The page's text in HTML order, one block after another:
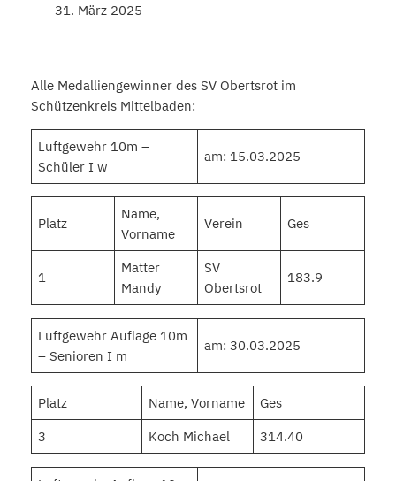
31. März 2025
Alle Medalliengewinner des SV Obertsrot im
Schützenkreis Mittelbaden:
Luftgewehr 10m –
Schüler I w
am: 15.03.2025
Platz
Name,
Vorname
Verein Ges
1
Matter
Mandy
SV
Obertsrot
183.9
Luftgewehr Auflage 10m
– Senioren I m
am: 30.03.2025
Platz Name, Vorname
Ges
3
Koch Michael 314.40